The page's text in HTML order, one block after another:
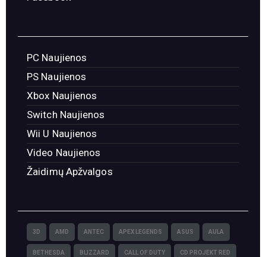
PC Naujienos
PS Naujienos
Xbox Naujienos
Switch Naujienos
Wii U Naujienos
Video Naujienos
Žaidimų Apžvalgos
3D AMD ANTEC APEX LEGENDS ASUS AULA
BETHESDA BLIZZARD CALL OF DUTY CD PROJEKT RED